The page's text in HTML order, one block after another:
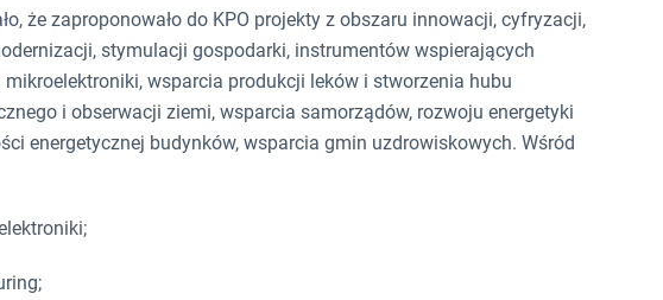
że zaproponowało do KPO projekty z obszaru innowacji, cyfryzacji,
stymulacji gospodarki, instrumentów wspierających
wsparcia produkcji leków i stworzenia hubu
i obserwacji ziemi, wsparcia samorządów, rozwoju energetyki
energetycznej budynków, wsparcia gmin uzdrowiskowych. Wśród